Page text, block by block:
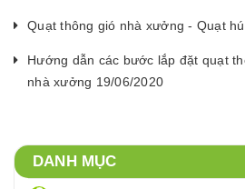
Quạt thông gió nhà xưởng - Quạt
Hướng dẫn các bước lắp đặt quạt
nhà xưởng 19/06/2020
DANH MỤC